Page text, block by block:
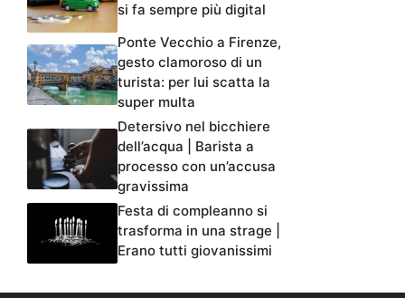
si fa sempre più digital
Ponte Vecchio a Firenze,
gesto clamoroso di un
turista: per lui scatta la
super multa
Detersivo nel bicchiere
dell’acqua | Barista a
processo con un’accusa
gravissima
Festa di compleanno si
trasforma in una strage |
Erano tutti giovanissimi